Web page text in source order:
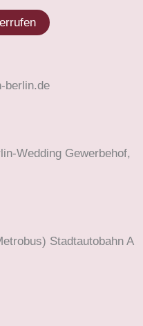
berlin.de
Wedding Gewerbehof,
Stadtautobahn A